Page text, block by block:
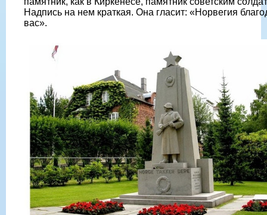
Надпись на нем краткая. Она гласит: «Норвегия
вас».